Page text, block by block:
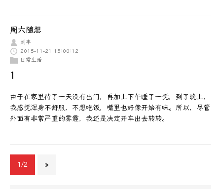
周六随想
刘丰
2015-11-21 15:00:12
日常生活
1
由于在家里待了一天没有出门，再加上下午睡了一觉，到了晚上，
我感觉浑身不舒服，不想吃饭，嘴里也好像开始有味。所以，尽管
外面有非常严重的雾霾，我还是决定开车出去转转。
1/2 »